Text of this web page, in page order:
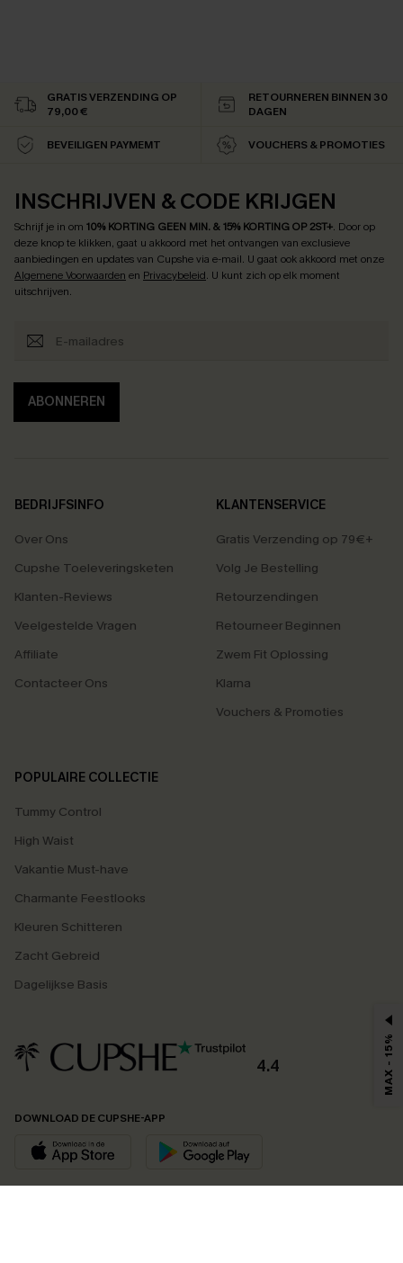
GRATIS VERZENDING OP
79,00 €
RETOURNEREN BINNEN 30
DAGEN
BEVEILIGEN PAYMEMT VOUCHERS & PROMOTIES
INSCHRIJVEN & CODE KRIJGEN
Schrijf je in om 10% KORTING GEEN MIN. & 15% KORTING OP 2ST+. Door op
deze knop te klikken, gaat u akkoord met het ontvangen van exclusieve
aanbiedingen en updates van Cupshe via e-mail. U gaat ook akkoord met onze
Algemene Voorwaarden en Privacybeleid. U kunt zich op elk moment
uitschrijven.
ABONNEREN
BEDRIJFSINFO
Over Ons
Cupshe Toeleveringsketen
Klanten-Reviews
Veelgestelde Vragen
Affiliate
Contacteer Ons
KLANTENSERVICE
Gratis Verzending op 79€+
Volg Je Bestelling
Retourzendingen
Retourneer Beginnen
Zwem Fit Oplossing
Klarna
Vouchers & Promoties
POPULAIRE COLLECTIE
Tummy Control
High Waist
Vakantie Must-have
Charmante Feestlooks
Kleuren Schitteren
Zacht Gebreid
Dagelijkse Basis
4.4
DOWNLOAD DE CUPSHE-APP
MAX - 15%